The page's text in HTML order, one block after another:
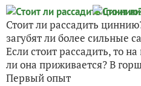
Стоит ли рассадить
загубят ли более сильные
Если стоит рассадить, то
ли она приживается? В
Первый опыт